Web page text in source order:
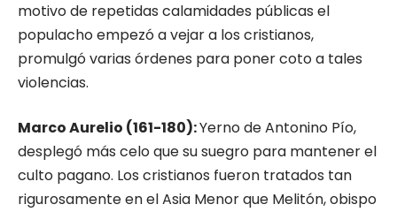
motivo de repe­tidas calamidades públicas el
populacho em­pezó a vejar a los cristianos,
promulgó varias órdenes para poner coto a tales
violencias.
Marco Aurelio (161-180):Yerno de An­tonino Pío,
desplegó más celo que su suegro para mantener el
culto pagano. Los cristianos fueron tratados tan
rigurosamente en el Asia Menor que Melitón, obispo